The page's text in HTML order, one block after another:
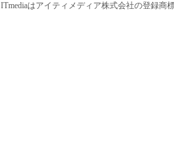
ITmediaはアイティメディア株式会社の登録商